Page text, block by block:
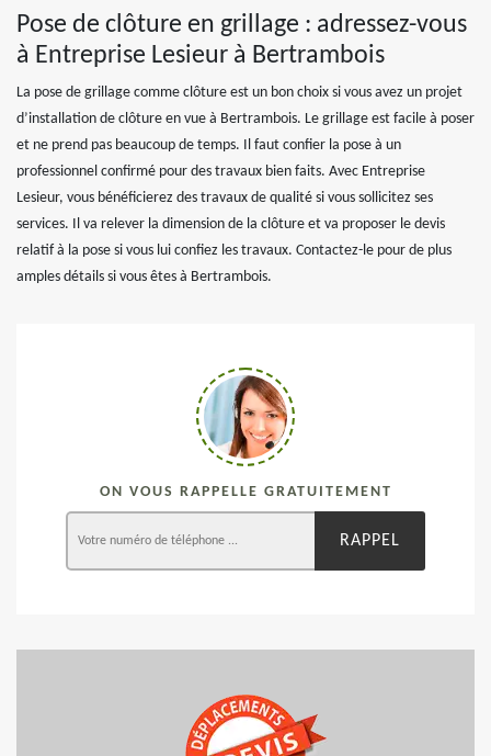
Pose de clôture en grillage : adressez-vous
à Entreprise Lesieur à Bertrambois
La pose de grillage comme clôture est un bon choix si vous avez un projet
d’installation de clôture en vue à Bertrambois. Le grillage est facile à poser
et ne prend pas beaucoup de temps. Il faut confier la pose à un
professionnel confirmé pour des travaux bien faits. Avec Entreprise
Lesieur, vous bénéficierez des travaux de qualité si vous sollicitez ses
services. Il va relever la dimension de la clôture et va proposer le devis
relatif à la pose si vous lui confiez les travaux. Contactez-le pour de plus
amples détails si vous êtes à Bertrambois.
ON VOUS RAPPELLE GRATUITEMENT